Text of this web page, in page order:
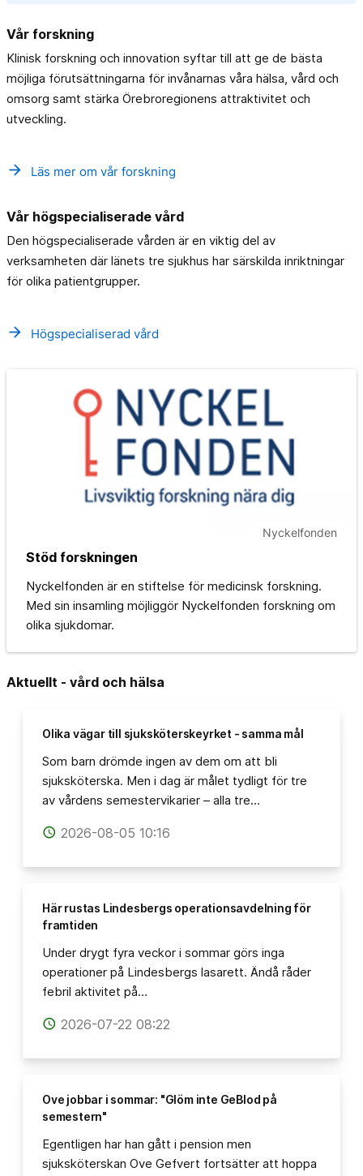
Vår forskning
Klinisk forskning och innovation syftar till att ge de bästa
möjliga förutsättningarna för invånarnas våra hälsa, vård och
omsorg samt stärka Örebroregionens attraktivitet och
utveckling.
arrow_forward Läs mer om vår forskning
Vår högspecialiserade vård
Den högspecialiserade vården är en viktig del av
verksamheten där länets tre sjukhus har särskilda inriktningar
för olika patientgrupper.
arrow_forward Högspecialiserad vård
Nyckelfonden
Stöd forskningen
Nyckelfonden är en stiftelse för medicinsk forskning.
Med sin insamling möjliggör Nyckelfonden forskning om
olika sjukdomar.
Aktuellt - vård och hälsa
Olika vägar till sjuksköterskeyrket - samma mål
Som barn drömde ingen av dem om att bli
sjuksköterska. Men i dag är målet tydligt för tre
av vårdens semestervikarier – alla tre…
access_time 2026-08-05 10:16
Här rustas Lindesbergs operationsavdelning för
framtiden
Under drygt fyra veckor i sommar görs inga
operationer på Lindesbergs lasarett. Ändå råder
febril aktivitet på…
access_time 2026-07-22 08:22
Ove jobbar i sommar: "Glöm inte GeBlod på
semestern"
Egentligen har han gått i pension men
sjuksköterskan Ove Gefvert fortsätter att hoppa